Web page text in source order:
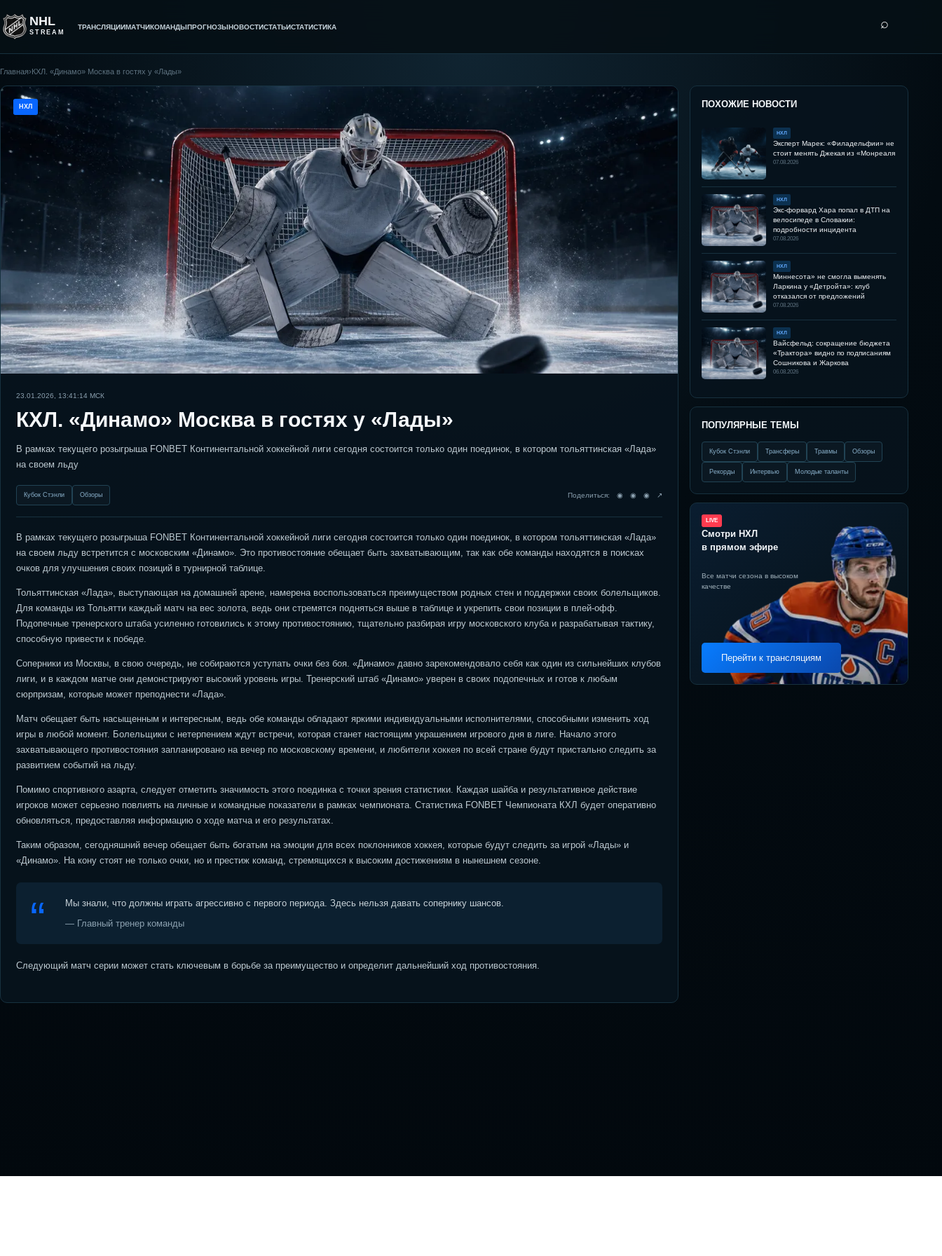
NHL
STREAM
ТРАНСЛЯЦИИМАТЧИКОМАНДЫПРОГНОЗЫНОВОСТИСТАТЬИСТАТИСТИКА ⌕
Главная›КХЛ. «Динамо» Москва в гостях у «Лады»
НХЛ
23.01.2026, 13:41:14 МСК
КХЛ. «Динамо» Москва в гостях у «Лады»
В рамках текущего розыгрыша FONBET Континентальной хоккейной лиги сегодня состоится только один поединок, в котором тольяттинская «Лада»
на своем льду
Кубок Стэнли Обзоры Поделиться: ◉ ◉ ◉ ↗
В рамках текущего розыгрыша FONBET Континентальной хоккейной лиги сегодня состоится только один поединок, в котором тольяттинская «Лада»
на своем льду встретится с московским «Динамо». Это противостояние обещает быть захватывающим, так как обе команды находятся в поисках
очков для улучшения своих позиций в турнирной таблице.
Тольяттинская «Лада», выступающая на домашней арене, намерена воспользоваться преимуществом родных стен и поддержки своих болельщиков.
Для команды из Тольятти каждый матч на вес золота, ведь они стремятся подняться выше в таблице и укрепить свои позиции в плей-офф.
Подопечные тренерского штаба усиленно готовились к этому противостоянию, тщательно разбирая игру московского клуба и разрабатывая тактику,
способную привести к победе.
Соперники из Москвы, в свою очередь, не собираются уступать очки без боя. «Динамо» давно зарекомендовало себя как один из сильнейших клубов
лиги, и в каждом матче они демонстрируют высокий уровень игры. Тренерский штаб «Динамо» уверен в своих подопечных и готов к любым
сюрпризам, которые может преподнести «Лада».
Матч обещает быть насыщенным и интересным, ведь обе команды обладают яркими индивидуальными исполнителями, способными изменить ход
игры в любой момент. Болельщики с нетерпением ждут встречи, которая станет настоящим украшением игрового дня в лиге. Начало этого
захватывающего противостояния запланировано на вечер по московскому времени, и любители хоккея по всей стране будут пристально следить за
развитием событий на льду.
Помимо спортивного азарта, следует отметить значимость этого поединка с точки зрения статистики. Каждая шайба и результативное действие
игроков может серьезно повлиять на личные и командные показатели в рамках чемпионата. Статистика FONBET Чемпионата КХЛ будет оперативно
обновляться, предоставляя информацию о ходе матча и его результатах.
Таким образом, сегодняшний вечер обещает быть богатым на эмоции для всех поклонников хоккея, которые будут следить за игрой «Лады» и
«Динамо». На кону стоят не только очки, но и престиж команд, стремящихся к высоким достижениям в нынешнем сезоне.
Мы знали, что должны играть агрессивно с первого периода. Здесь нельзя давать сопернику шансов.
— Главный тренер команды
Следующий матч серии может стать ключевым в борьбе за преимущество и определит дальнейший ход противостояния.
ПОХОЖИЕ НОВОСТИ
НХЛ
Эксперт Марек: «Филадельфии» не
стоит менять Джекая из «Монреаля
07.08.2026
НХЛ
Экс-форвард Хара попал в ДТП на
велосипеде в Словакии:
подробности инцидента
07.08.2026
НХЛ
Миннесота» не смогла выменять
Ларкина у «Детройта»: клуб
отказался от предложений
07.08.2026
НХЛ
Вайсфельд: сокращение бюджета
«Трактора» видно по подписаниям
Сошникова и Жаркова
06.08.2026
ПОПУЛЯРНЫЕ ТЕМЫ
Кубок Стэнли Трансферы Травмы Обзоры
Рекорды Интервью Молодые таланты
LIVE
Смотри НХЛ
в прямом эфире
Все матчи сезона в высоком
качестве
Перейти к трансляциям